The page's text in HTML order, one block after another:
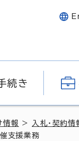
続き
情報 > 入札・契約情
支援業務